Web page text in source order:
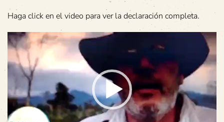
Haga click en el video para ver la declaración completa.
Reproductor
de
vídeo